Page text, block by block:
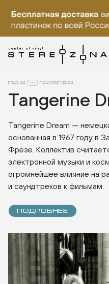
ГЛАВНАЯ TANGERINE DREAM
Tangerine
Tangerine Dream —
основанная в 1967 году в
Фрёзе. Коллектив
электронной музыки и
огромнейшее влияние на
и саундтреков к фильмам.
ПОДРОБНЕЕ